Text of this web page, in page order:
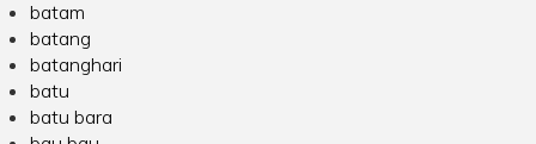
batam
batang
batanghari
batu
batu bara